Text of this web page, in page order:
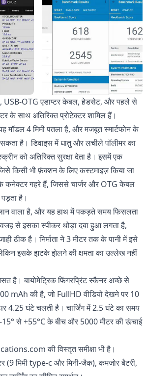
USB-OTG एडाप्टर केबल, हेडसेट, और पहले से
के साथ अतिरिक्त प्रोटेक्टर शामिल हैं।
मॉडल 4 मिमी पतला है, और मजबूत स्मार्टफोन के
सकता है। डिवाइस में धातु और लचीले पॉलीमर का
को अतिरिक्त सुरक्षा देता है। इसमें एक
किसी भी फ़ंक्शन के लिए कस्टमाइज़ किया जा
कनेक्टर गहरे हैं, जिससे चार्जर और OTG केबल
है।
वाला है, और यह हाथ में पकड़ते समय फिसलता
से इसका स्पीकर थोड़ा दबा हुआ लगता है,
ठीक है। निर्माता ने 3 मीटर तक के पानी में इसे
इसके झटके झेलने की क्षमता का उल्लेख नहीं
है। बायोमेट्रिक फिंगरप्रिंट स्कैनर अच्छे से
mAh की है, जो FullHD वीडियो देखने पर 10
4.25 घंटे चलती है। चार्जिंग में 2.5 घंटे का समय
-15° से +55°C के बीच और 5000 मीटर की ऊंचाई
की विस्तृत समीक्षा भी है।
(9 मिमी type-c और मिनी-जैक), कमजोर बैटरी,